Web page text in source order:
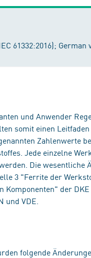
61332:2016); German
und Anwender
somit einen
Zahlenwerte
Jede einzelne
Die wesentliche
3 "Ferrite der
Komponenten" der
VDE.
folgende